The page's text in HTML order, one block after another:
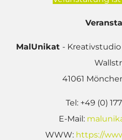
MalUnikat -
41061
Tel: +49 (0)
E-Mail:
WWW: https://